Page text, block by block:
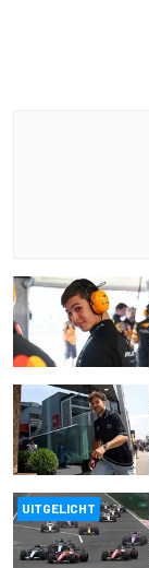
UITGELICHT